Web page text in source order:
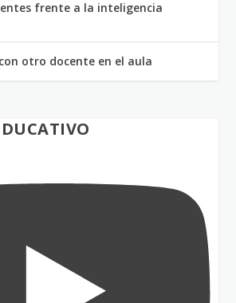
frente a la inteligencia
otro docente en el aula